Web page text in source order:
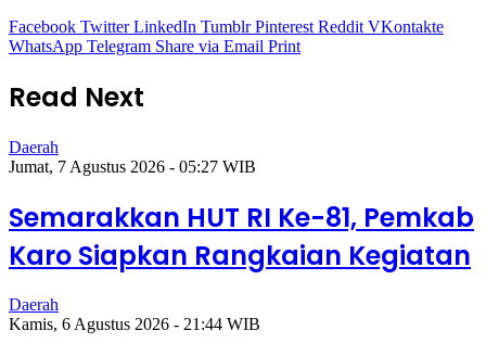
Facebook Twitter LinkedIn Tumblr Pinterest Reddit VKontakte
WhatsApp Telegram Share via Email Print
Read Next
Daerah
Jumat, 7 Agustus 2026 - 05:27 WIB
Semarakkan HUT RI Ke-81, Pemkab
Karo Siapkan Rangkaian Kegiatan
Daerah
Kamis, 6 Agustus 2026 - 21:44 WIB